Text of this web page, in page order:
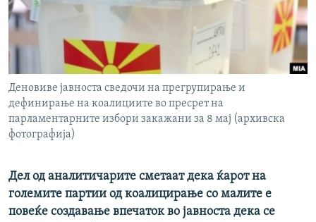
РСЕ веб страници
Деновиве јавноста сведочи на прегрупирање и
дефинирање на коалициите во пресрет на
парламентарните избори закажани за 8 мај (архивска
фотографија)
Дел од аналитичарите сметаат дека ќарот на
големите партии од коалицирање со малите е
повеќе создавање впечаток во јавноста дека се